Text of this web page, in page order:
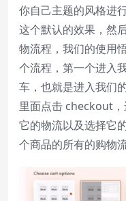
你自己主题的风格进
这个默认的效果，然
物流程，我们的使用
个流程，第一个进入
车，也就是进入我们
里面点击 checkout
它的物流以及选择它
个商品的所有的购物流